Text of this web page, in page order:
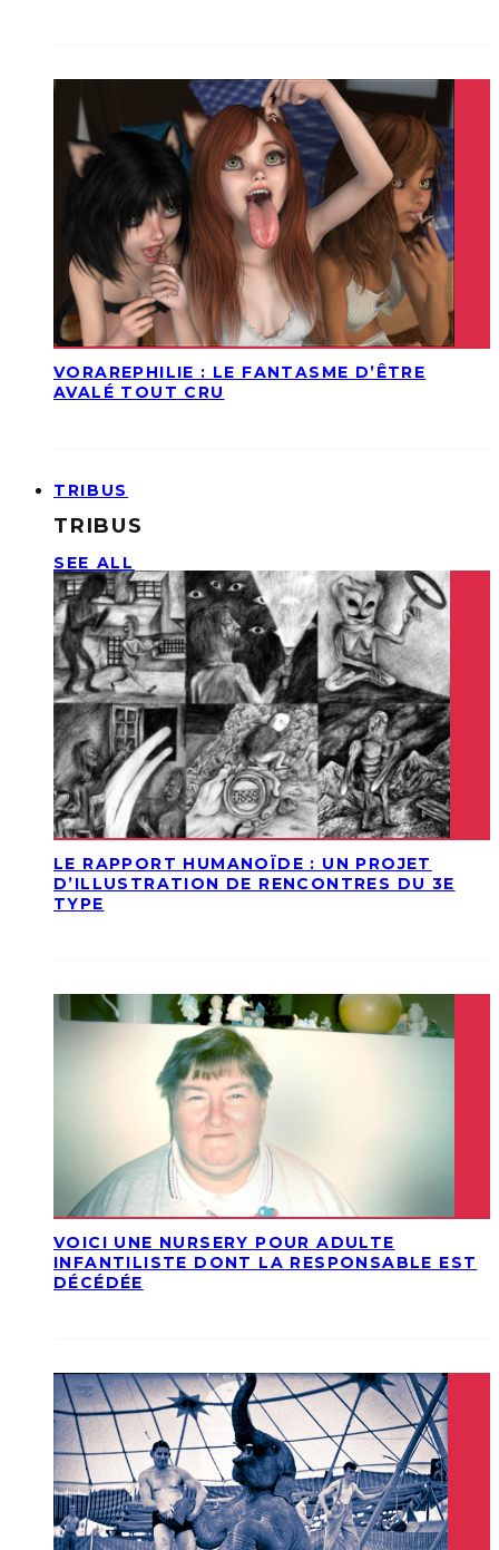
VORAREPHILIE : LE FANTASME D’ÊTRE
AVALÉ TOUT CRU
TRIBUS
TRIBUS
SEE ALL
LE RAPPORT HUMANOÏDE : UN PROJET
D’ILLUSTRATION DE RENCONTRES DU 3E
TYPE
VOICI UNE NURSERY POUR ADULTE
INFANTILISTE DONT LA RESPONSABLE EST
DÉCÉDÉE